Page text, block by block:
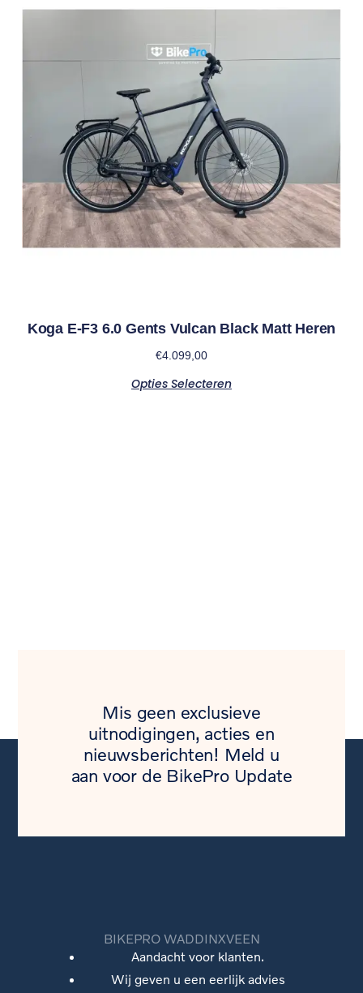
Koga E-F3 6.0 Gents Vulcan Black Matt Heren
€4.099,00
Opties Selecteren
Mis geen exclusieve
uitnodigingen, acties en
nieuwsberichten! Meld u
aan voor de BikePro Update
BIKEPRO WADDINXVEEN
Aandacht voor klanten.
Wij geven u een eerlijk advies